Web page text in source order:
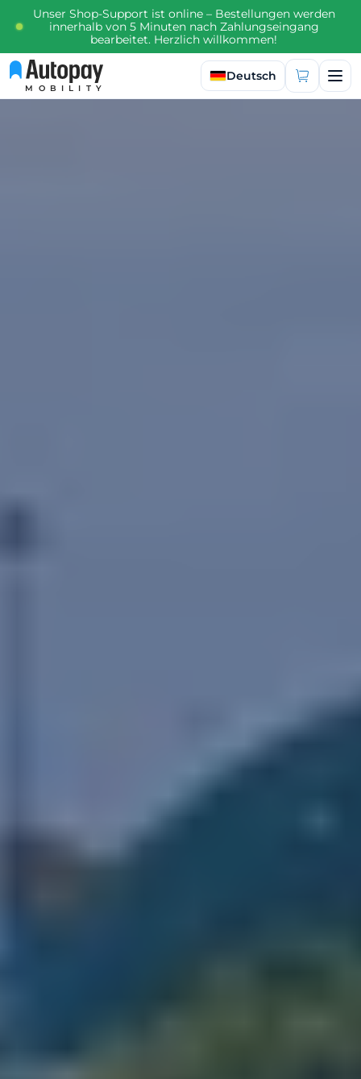
Unser Shop-Support ist online – Bestellungen werden
innerhalb von 5 Minuten nach Zahlungseingang
bearbeitet. Herzlich willkommen!
MOBILITY
Sprache auswählen
Deutsch